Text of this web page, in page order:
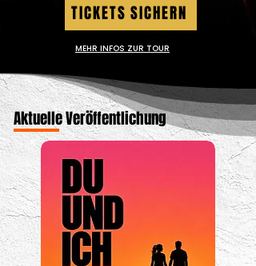
TICKETS SICHERN
MEHR INFOS ZUR TOUR
Aktuelle Veröffentlichung